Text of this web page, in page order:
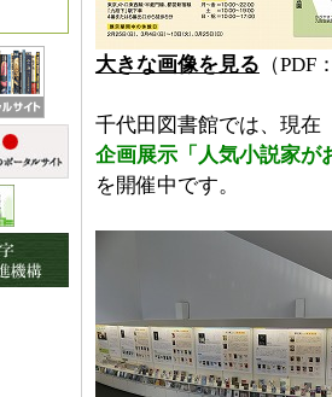
大きな画像を見る （PDF
千代田図書館では、現在
企画展示「人気小説家が
を開催中です。